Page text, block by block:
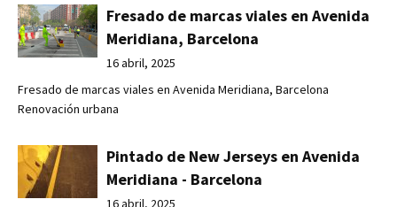
Fresado de marcas viales en Avenida
Meridiana, Barcelona
16 abril, 2025
Fresado de marcas viales en Avenida Meridiana, Barcelona
Renovación urbana
Pintado de New Jerseys en Avenida
Meridiana - Barcelona
16 abril, 2025